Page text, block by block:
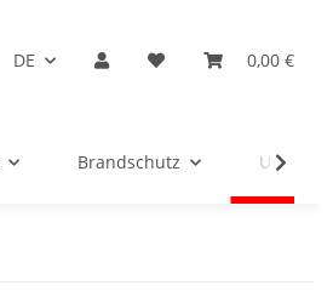
DE 0,00 €
Brandschutz